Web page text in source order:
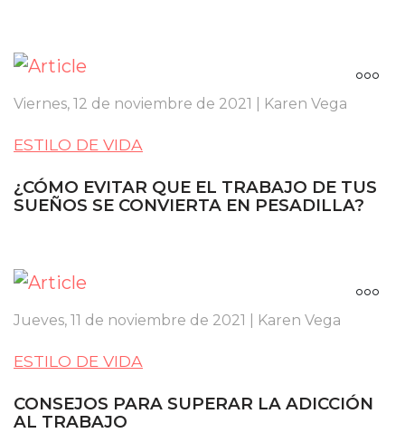
Viernes, 12 de noviembre de 2021 | Karen Vega
ESTILO DE VIDA
¿CÓMO EVITAR QUE EL TRABAJO DE TUS
SUEÑOS SE CONVIERTA EN PESADILLA?
Jueves, 11 de noviembre de 2021 | Karen Vega
ESTILO DE VIDA
CONSEJOS PARA SUPERAR LA ADICCIÓN
AL TRABAJO